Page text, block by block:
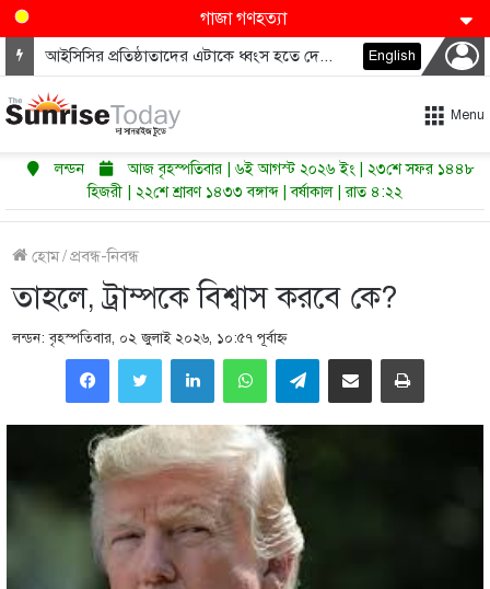
গাজা গণহত্যা
মধ্যপ্রাচ্যে কি শুরু হতে যাচ্ছে পারমাণবিক অস্ত্রের নতুন দৌড়? English
Menu
লন্ডন
আজ বৃহস্পতিবার | ৬ই আগস্ট ২০২৬ ইং | ২৩শে সফর ১৪৪৮
হিজরী | ২২শে শ্রাবণ ১৪৩৩ বঙ্গাব্দ | বর্ষাকাল | রাত ৪:২২
হোম/প্রবন্ধ-নিবন্ধ
তাহলে, ট্রাম্পকে বিশ্বাস করবে কে?
লন্ডন: বৃহস্পতিবার, ০২ জুলাই ২০২৬, ১০:৫৭ পূর্বাহ্ণ
LinkedInWhatsAppTelegramShare via Email Print